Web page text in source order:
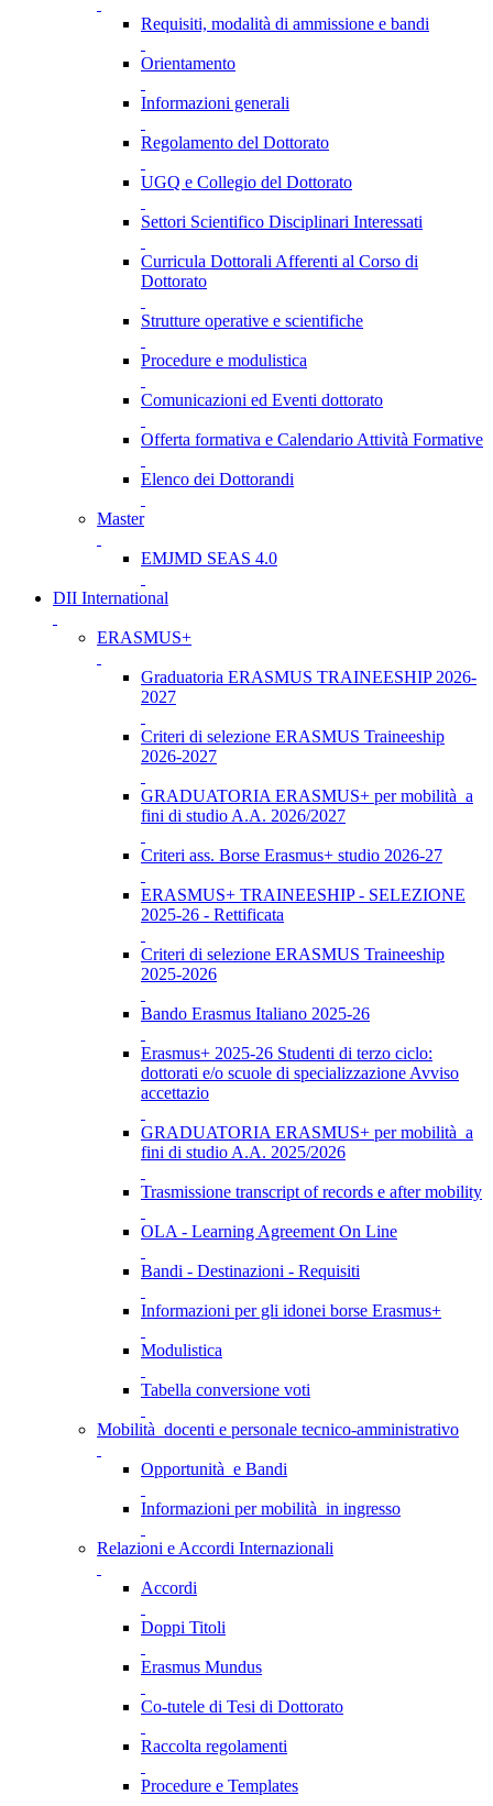
Requisiti, modalità di ammissione e bandi
Orientamento
Informazioni generali
Regolamento del Dottorato
UGQ e Collegio del Dottorato
Settori Scientifico Disciplinari Interessati
Curricula Dottorali Afferenti al Corso di
Dottorato
Strutture operative e scientifiche
Procedure e modulistica
Comunicazioni ed Eventi dottorato
Offerta formativa e Calendario Attività Formative
Elenco dei Dottorandi
Master
EMJMD SEAS 4.0
DII International
ERASMUS+
Graduatoria ERASMUS TRAINEESHIP 2026-
2027
Criteri di selezione ERASMUS Traineeship
2026-2027
GRADUATORIA ERASMUS+ per mobilità a
fini di studio A.A. 2026/2027
Criteri ass. Borse Erasmus+ studio 2026-27
ERASMUS+ TRAINEESHIP - SELEZIONE
2025-26 - Rettificata
Criteri di selezione ERASMUS Traineeship
2025-2026
Bando Erasmus Italiano 2025-26
Erasmus+ 2025-26 Studenti di terzo ciclo:
dottorati e/o scuole di specializzazione Avviso
accettazio
GRADUATORIA ERASMUS+ per mobilità a
fini di studio A.A. 2025/2026
Trasmissione transcript of records e after mobility
OLA - Learning Agreement On Line
Bandi - Destinazioni - Requisiti
Informazioni per gli idonei borse Erasmus+
Modulistica
Tabella conversione voti
Mobilità docenti e personale tecnico-amministrativo
Opportunità e Bandi
Informazioni per mobilità in ingresso
Relazioni e Accordi Internazionali
Accordi
Doppi Titoli
Erasmus Mundus
Co-tutele di Tesi di Dottorato
Raccolta regolamenti
Procedure e Templates